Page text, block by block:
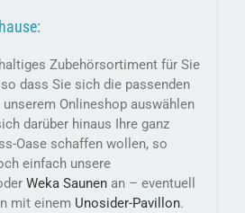
Zubehörsortiment für Sie
dass Sie sich die passenden
Onlineshop auswählen
darüber hinaus Ihre ganz
Oase schaffen wollen, so
einfach unsere
Weka Saunenan – eventuell
mit einem Unosider-Pavillon.